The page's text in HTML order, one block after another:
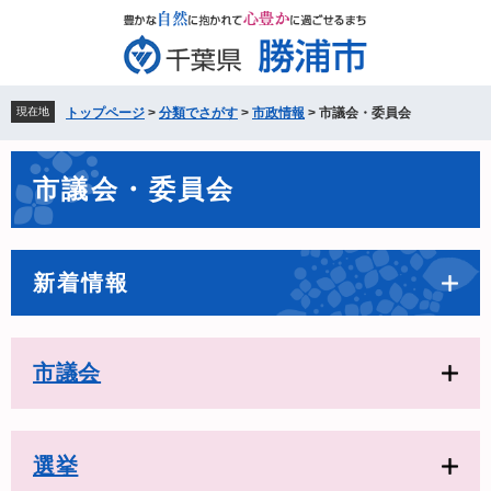
先
頭
で
を
飛
ば
本
現在地 トップページ > 分類でさがす > 市政情報 > 市議会・委員会
文 市議会・委員会
新着情報
市議会
選挙